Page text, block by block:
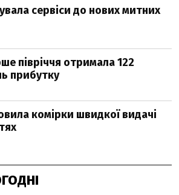
сервіси до нових митних
півріччя отримала 122
прибутку
комірки швидкої видачі